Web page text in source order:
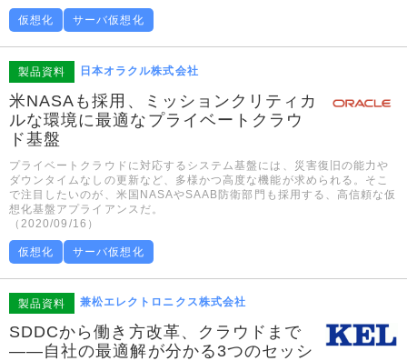
仮想化 サーバ仮想化
製品資料 日本オラクル株式会社
米NASAも採用、ミッションクリティカ
ルな環境に最適なプライベートクラウ
ド基盤
プライベートクラウドに対応するシステム基盤には、災害復旧の能力や
ダウンタイムなしの更新など、多様かつ高度な機能が求められる。そこ
で注目したいのが、米国NASAやSAAB防衛部門も採用する、高信頼な仮
想化基盤アプライアンスだ。
（2020/09/16）
仮想化 サーバ仮想化
製品資料 兼松エレクトロニクス株式会社
SDDCから働き方改革、クラウドまで
――自社の最適解が分かる3つのセッシ